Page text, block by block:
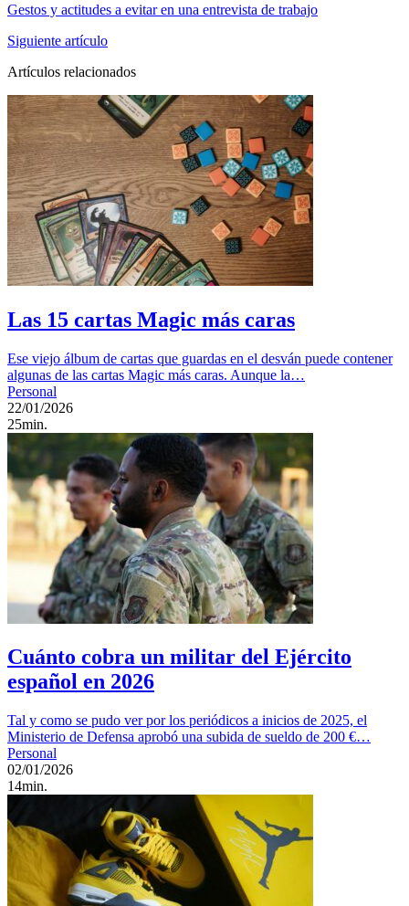
Gestos y actitudes a evitar en una entrevista de trabajo
Siguiente artículo
Artículos relacionados
Las 15 cartas Magic más caras
Ese viejo álbum de cartas que guardas en el desván puede contener
algunas de las cartas Magic más caras. Aunque la…
Personal
22/01/2026
25min.
Cuánto cobra un militar del Ejército
español en 2026
Tal y como se pudo ver por los periódicos a inicios de 2025, el
Ministerio de Defensa aprobó una subida de sueldo de 200 €…
Personal
02/01/2026
14min.